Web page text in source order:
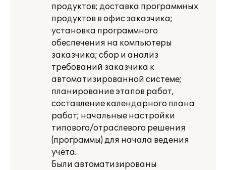
продуктов; доставка программных
продуктов в офис заказчика;
установка программного
обеспечения на компьютеры
заказчика; сбор и анализ
требований заказчика к
автоматизированной системе;
планирование этапов работ,
составление календарного плана
работ; начальные настройки
типового/отраслевого решения
(программы) для начала ведения
учета.
Были автоматизированы